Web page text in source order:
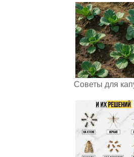
Советы для